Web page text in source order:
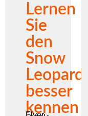
Lernen
Sie
den
Snow
Leopard
besser
kennen